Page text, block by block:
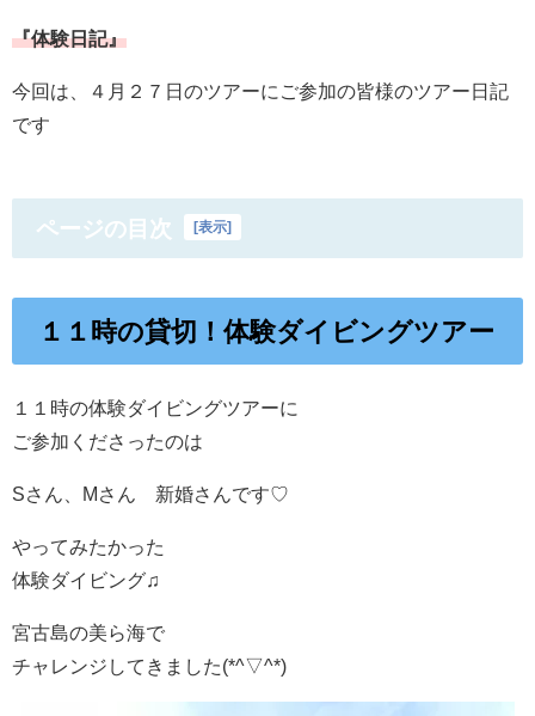
『体験日記』
今回は、４月２７日のツアーにご参加の皆様のツアー日記
です
ページの目次 [表示]
１１時の貸切！体験ダイビングツアー
１１時の体験ダイビングツアーに
ご参加くださったのは
Sさん、Mさん 新婚さんです♡
やってみたかった
体験ダイビング♫
宮古島の美ら海で
チャレンジしてきました(*^▽^*)